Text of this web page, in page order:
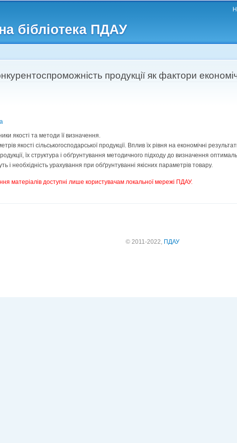
бібліотека ПДАУ
продукції як фактори
якості та методи її визначення.
якості сільськогосподарської продукції. Вплив їх рівня на економічні
їх структура і обґрунтування методичного підходу до визначення
і необхідність урахування при обґрунтуванні якісних параметрів товару.
матеріалів доступні лише користувачам локальної мережі ПДАУ.
© 2011-2022, ПДАУ